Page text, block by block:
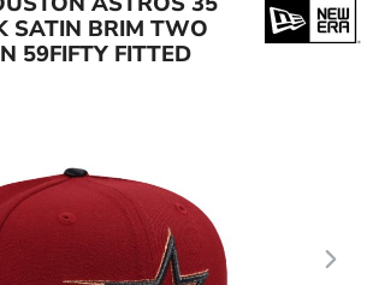
SATIN BRIM TWO
59FIFTY FITTED